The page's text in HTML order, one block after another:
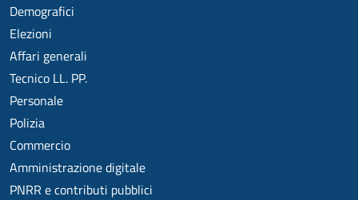
Demografici
Elezioni
Affari generali
Tecnico LL. PP.
Personale
Polizia
Commercio
Amministrazione digitale
PNRR e contributi pubblici